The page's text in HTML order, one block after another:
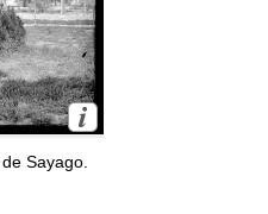
Sayago.